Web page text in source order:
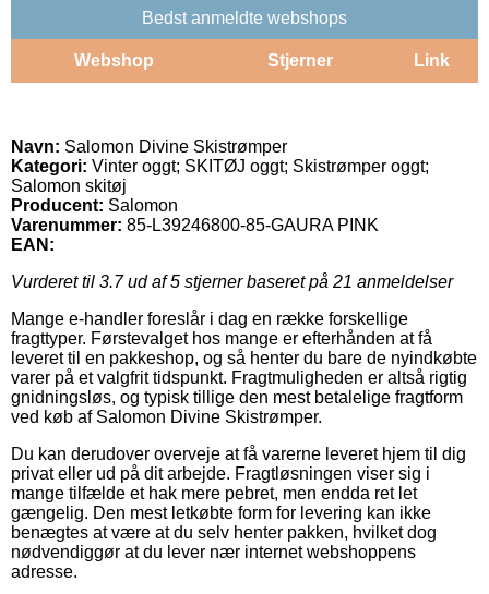
Bedst anmeldte webshops
Webshop Stjerner Link
Navn: Salomon Divine Skistrømper
Kategori: Vinter oggt; SKITØJ oggt; Skistrømper oggt;
Salomon skitøj
Producent: Salomon
Varenummer: 85-L39246800-85-GAURA PINK
EAN:
Vurderet til 3.7ud af 5 stjerner baseret på 21 anmeldelser
Mange e-handler foreslår i dag en række forskellige
fragttyper. Førstevalget hos mange er efterhånden at få
leveret til en pakkeshop, og så henter du bare de nyindkøbte
varer på et valgfrit tidspunkt. Fragtmuligheden er altså rigtig
gnidningsløs, og typisk tillige den mest betalelige fragtform
ved køb af Salomon Divine Skistrømper.
Du kan derudover overveje at få varerne leveret hjem til dig
privat eller ud på dit arbejde. Fragtløsningen viser sig i
mange tilfælde et hak mere pebret, men endda ret let
gængelig. Den mest letkøbte form for levering kan ikke
benægtes at være at du selv henter pakken, hvilket dog
nødvendiggør at du lever nær internet webshoppens
adresse.